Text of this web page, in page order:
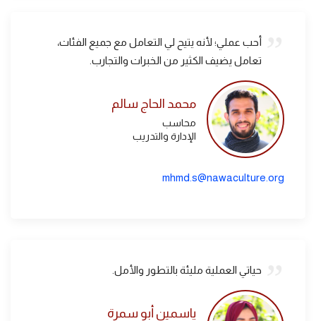
أحب عملي؛ لأنه يتيح لي التعامل مع جميع الفئات،
تعامل يضيف الكثير من الخبرات والتجارب.
محمد الحاج سالم
محاسب
الإدارة والتدريب
mhmd.s@nawaculture.org
حياتي العملية مليئة بالتطور والأمل.
ياسمين أبو سمرة